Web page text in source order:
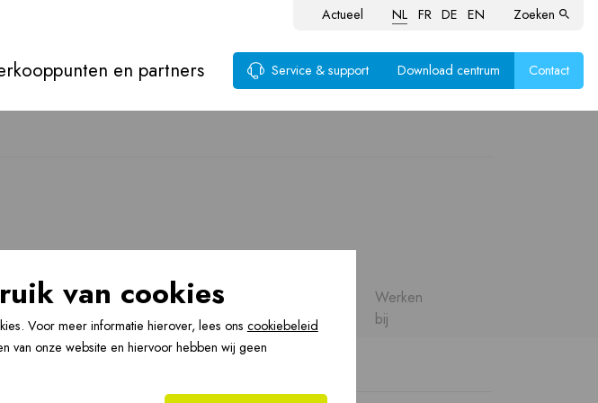
Actueel NL FR DE EN Zoeken
en partners Service & support Download centrum Contact
Kwaliteitswaarborg
Sinds
1870
Werken
bij
van cookies
Voor meer informatie hierover, lees ons cookiebeleid
van onze website en hiervoor hebben wij geen